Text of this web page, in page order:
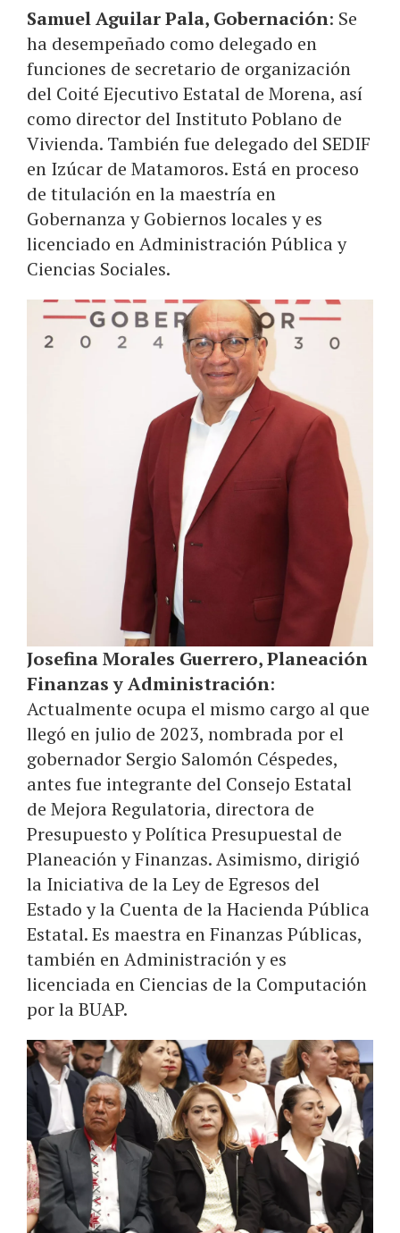
Samuel Aguilar Pala, Gobernación: Se
ha desempeñado como delegado en
funciones de secretario de organización
del Coité Ejecutivo Estatal de Morena, así
como director del Instituto Poblano de
Vivienda. También fue delegado del SEDIF
en Izúcar de Matamoros. Está en proceso
de titulación en la maestría en
Gobernanza y Gobiernos locales y es
licenciado en Administración Pública y
Ciencias Sociales.
Josefina Morales Guerrero, Planeación
Finanzas y Administración:
Actualmente ocupa el mismo cargo al que
llegó en julio de 2023, nombrada por el
gobernador Sergio Salomón Céspedes,
antes fue integrante del Consejo Estatal
de Mejora Regulatoria, directora de
Presupuesto y Política Presupuestal de
Planeación y Finanzas. Asimismo, dirigió
la Iniciativa de la Ley de Egresos del
Estado y la Cuenta de la Hacienda Pública
Estatal. Es maestra en Finanzas Públicas,
también en Administración y es
licenciada en Ciencias de la Computación
por la BUAP.